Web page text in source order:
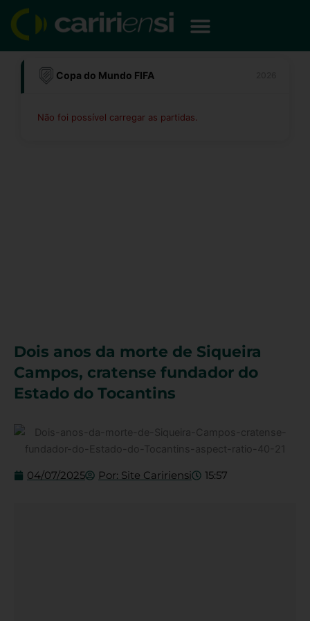
para
conteúdo
Copa do Mundo FIFA
Não foi possível carregar as partidas.
Dois anos da morte de Siqueira
Campos, cratense fundador do
Estado do Tocantins
04/07/2025 Por: Site Caririensi 15:57